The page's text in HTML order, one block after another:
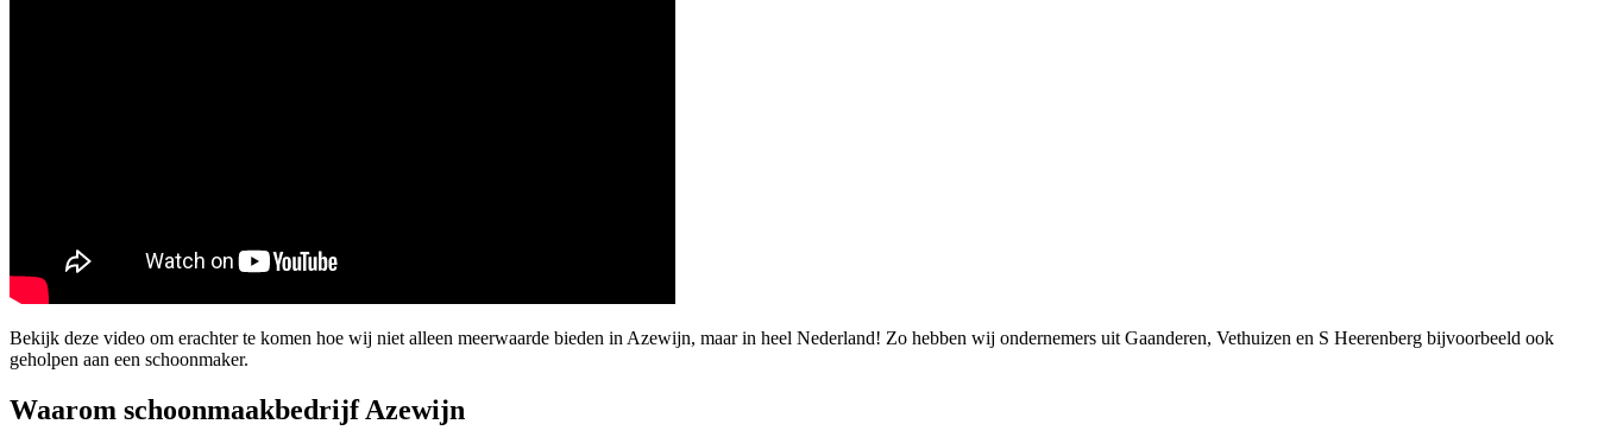
Bekijk deze video om erachter te komen hoe wij niet alleen meerwaarde bieden in Azewijn, maar in heel Nederland! Zo hebben wij ondernemers uit Gaanderen, Vethuizen en S Heerenberg bijvoorbeeld ook
geholpen aan een schoonmaker.
Waarom schoonmaakbedrijf Azewijn